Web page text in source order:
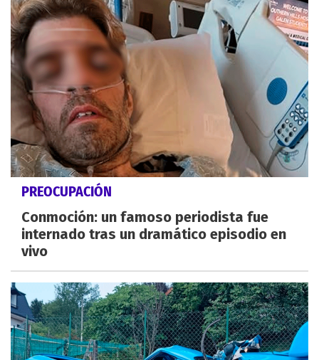
PREOCUPACIÓN
Conmoción: un famoso periodista fue
internado tras un dramático episodio en
vivo